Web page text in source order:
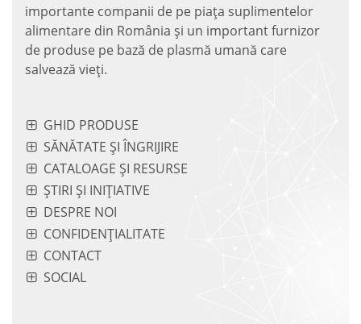
importante companii de pe piaţa suplimentelor
alimentare din România și un important furnizor
de produse pe bază de plasmă umană care
salvează vieţi.
GHID PRODUSE
SĂNĂTATE ȘI ÎNGRIJIRE
CATALOAGE ȘI RESURSE
ȘTIRI ȘI INIȚIATIVE
DESPRE NOI
CONFIDENȚIALITATE
CONTACT
SOCIAL